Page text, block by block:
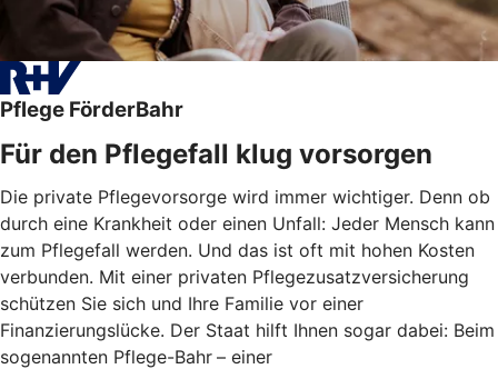
Pflege FörderBahr
Für den Pflegefall klug vorsorgen
Die private Pflegevorsorge wird immer wichtiger. Denn ob
durch eine Krankheit oder einen Unfall: Jeder Mensch kann
zum Pflegefall werden. Und das ist oft mit hohen Kosten
verbunden. Mit einer privaten Pflegezusatzversicherung
schützen Sie sich und Ihre Familie vor einer
Finanzierungslücke. Der Staat hilft Ihnen sogar dabei: Beim
sogenannten Pflege-Bahr – einer